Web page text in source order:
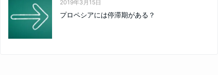
2019年3月15日
プロペシアには停滞期がある？